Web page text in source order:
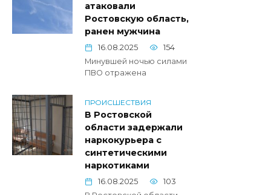
атаковали
Ростовскую область,
ранен мужчина
16.08.2025
154
Минувшей ночью силами
ПВО отражена
ПРОИСШЕСТВИЯ
В Ростовской
области задержали
наркокурьера с
синтетическими
наркотиками
16.08.2025
103